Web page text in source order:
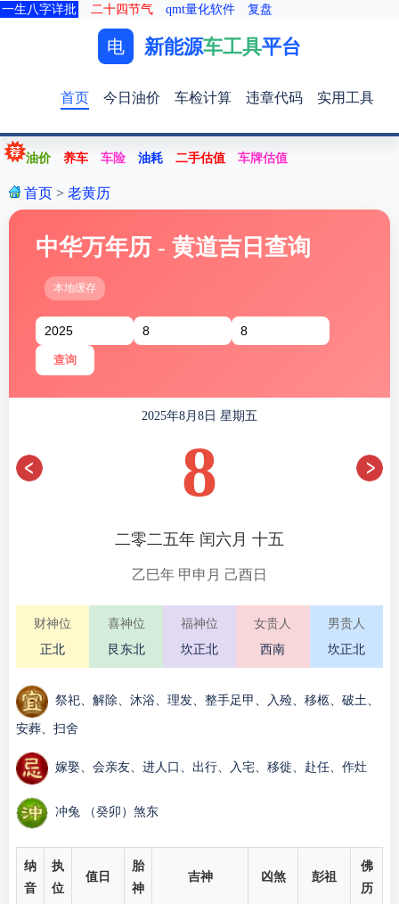
一生八字详批 二十四节气 qmt量化软件 复盘
电 新能源车工具平台
首页 今日油价 车检计算 违章代码 实用工具
油价 养车 车险 油耗 二手估值 车牌估值
首页 > 老黄历
中华万年历 - 黄道吉日查询
本地缓存
查询
2025年8月8日 星期五
8
二零二五年 闰六月 十五
乙巳年 甲申月 己酉日
财神位
正北
喜神位
艮东北
福神位
坎正北
女贵人
西南
男贵人
坎正北
祭祀、解除、沐浴、理发、整手足甲、入殓、移柩、破土、
安葬、扫舍
嫁娶、会亲友、进人口、出行、入宅、移徙、赴任、作灶
冲兔 （癸卯）煞东
纳
音
执
位
值日
胎
神
吉神 凶煞 彭祖
佛
历